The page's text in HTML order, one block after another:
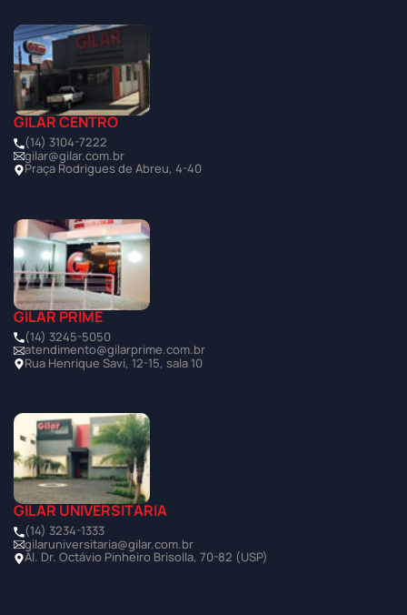
GILAR CENTRO
(14) 3104-7222
gilar@gilar.com.br
Praça Rodrigues de Abreu, 4-40
GILAR PRIME
(14) 3245-5050
atendimento@gilarprime.com.br
Rua Henrique Savi, 12-15, sala 10
GILAR UNIVERSITÁRIA
(14) 3234-1333
gilaruniversitaria@gilar.com.br
Al. Dr. Octávio Pinheiro Brisolla, 70-82 (USP)